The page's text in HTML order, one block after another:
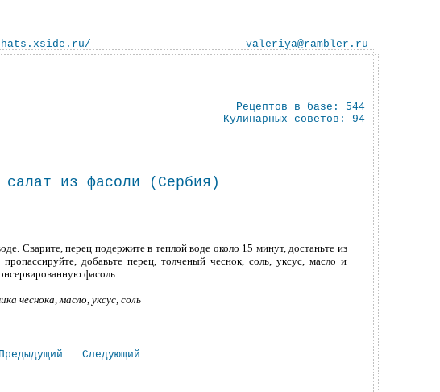
valeriya@rambler.ru
Рецептов в базе: 544
Кулинарных советов: 94
салат из фасоли (Сербия)
Сварите, перец подержите в теплой воде около 15 минут, достаньте из
добавьте перец, толченый чеснок, соль, уксус, масло и
фасоль.
чеснока, масло, уксус, соль
Предыдущий Следующий